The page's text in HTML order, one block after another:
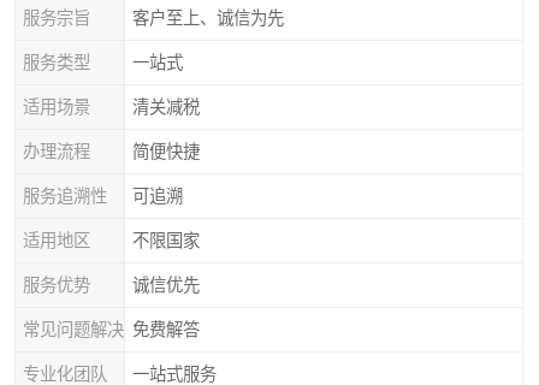
服务宗旨 客户至上、诚信为先
服务类型 一站式
适用场景 清关减税
办理流程 简便快捷
服务追溯性 可追溯
适用地区 不限国家
服务优势 诚信优先
常见问题解决 免费解答
专业化团队 一站式服务